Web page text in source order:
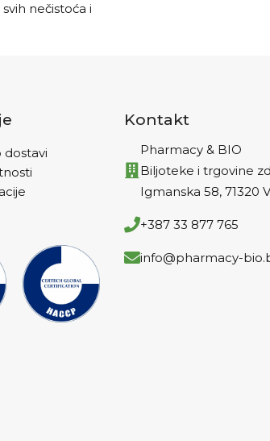
nečistoća i
dostavi
Kontakt
Pharmacy & BIO
Biljoteke i trgovine
Igmanska 58, 71320
+387 33 877 765
info@pharmacy-